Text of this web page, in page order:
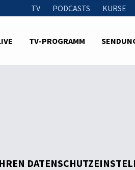
TV PODCASTS KURSE
TV-PROGRAMM